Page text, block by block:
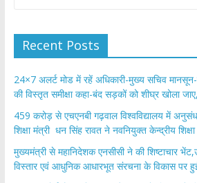
Recent Posts
24×7 अलर्ट मोड में रहें अधिकारी-मुख्य सचिव
की विस्तृत समीक्षा कहा-बंद सड़कों को शीघ्र खोला
459 करोड़ से एचएनबी गढ़वाल विश्वविद्यालय में
शिक्षा मंत्री धन सिंह रावत ने नवनियुक्त केन्द्रीय
मुख्यमंत्री से महानिदेशक एनसीसी ने की शिष्टाचार
विस्तार एवं आधुनिक आधारभूत संरचना के विकास पर हुई